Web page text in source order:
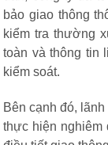
bảo giao thông
kiểm tra thường
toàn và thông tin
kiểm soát.
Bên cạnh đó,
thực hiện nghiêm